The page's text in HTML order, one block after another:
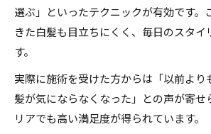
選ぶ」といったテクニックが有効です。
きた白髪も目立ちにくく、毎日のスタイ
す。
実際に施術を受けた方からは「以前より
髪が気にならなくなった」との声が寄せ
リアでも高い満足度が得られています。